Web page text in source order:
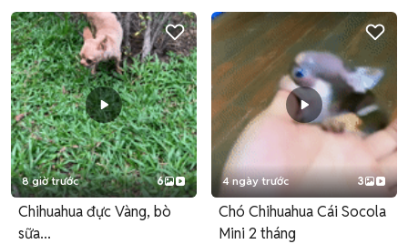
8 giờ trước 6
Chihuahua đực Vàng, bò
sữa...
4 ngày trước 3
Chó Chihuahua Cái Socola
Mini 2 tháng